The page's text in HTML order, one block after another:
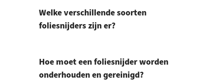
Welke verschillende soorten
foliesnijders zijn er?
Hoe moet een foliesnijder worden
onderhouden en gereinigd?